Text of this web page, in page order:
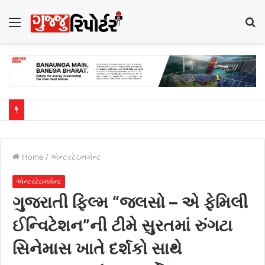
Menu
Home / એન્ટરટેઇનમેન્ટ
એન્ટરટેઇનમેન્ટ
ગુજરાતી ફિલ્મ “જલસો – એ ફેમિલી
ઈન્વિટેશન”ની ટીમે સુરતમાં રુંગટા
સિનેમાસ ખાતે દર્શકો સાથે